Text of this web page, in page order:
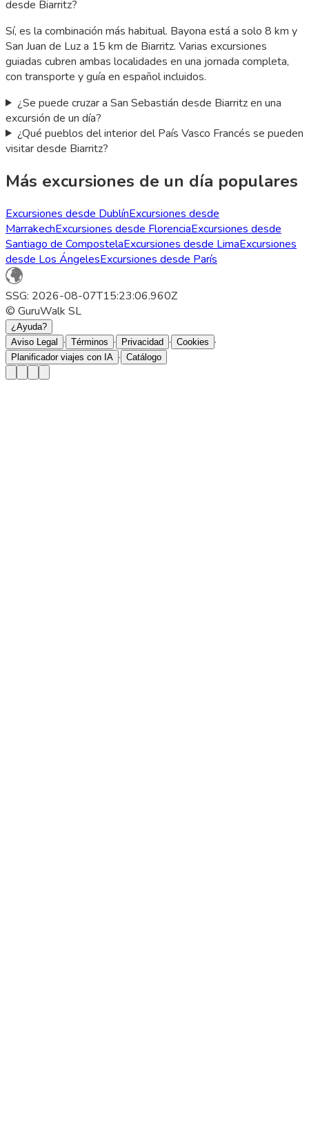
desde Biarritz?
Sí, es la combinación más habitual. Bayona está a solo 8 km y
San Juan de Luz a 15 km de Biarritz. Varias excursiones
guiadas cubren ambas localidades en una jornada completa,
con transporte y guía en español incluidos.
¿Se puede cruzar a San Sebastián desde Biarritz en una
excursión de un día?
¿Qué pueblos del interior del País Vasco Francés se pueden
visitar desde Biarritz?
Más excursiones de un día populares
Excursiones desde DublínExcursiones desde
MarrakechExcursiones desde FlorenciaExcursiones desde
Santiago de CompostelaExcursiones desde LimaExcursiones
desde Los ÁngelesExcursiones desde París
SSG: 2026-08-07T15:23:06.960Z
© GuruWalk SL
¿Ayuda?
Aviso Legal · Términos · Privacidad · Cookies ·
Planificador viajes con IA · Catálogo